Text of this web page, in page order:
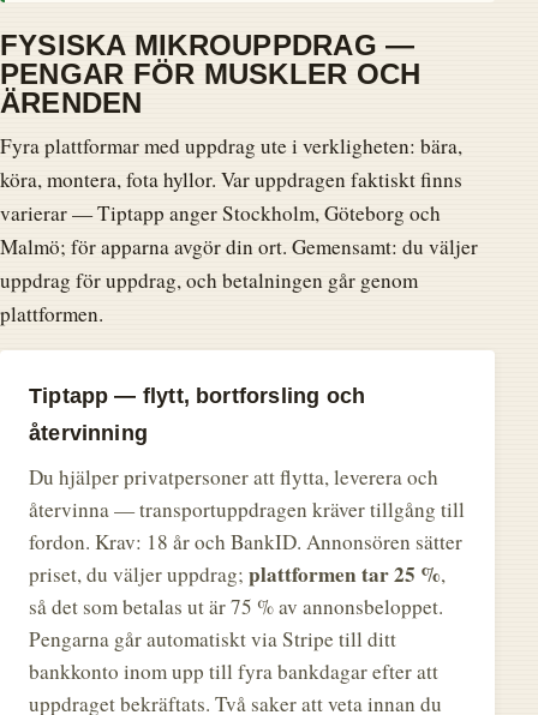
FYSISKA MIKROUPPDRAG —
PENGAR FÖR MUSKLER OCH
ÄRENDEN
Fyra plattformar med uppdrag ute i verkligheten: bära,
köra, montera, fota hyllor. Var uppdragen faktiskt finns
varierar — Tiptapp anger Stockholm, Göteborg och
Malmö; för apparna avgör din ort. Gemensamt: du väljer
uppdrag för uppdrag, och betalningen går genom
plattformen.
Tiptapp — flytt, bortforsling och
återvinning
Du hjälper privatpersoner att flytta, leverera och
återvinna — transportuppdragen kräver tillgång till
fordon. Krav: 18 år och BankID. Annonsören sätter
priset, du väljer uppdrag; plattformen tar 25 %,
så det som betalas ut är 75 % av annonsbeloppet.
Pengarna går automatiskt via Stripe till ditt
bankkonto inom upp till fyra bankdagar efter att
uppdraget bekräftats. Två saker att veta innan du